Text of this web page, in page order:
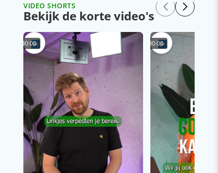
VIDEO SHORTS
Bekijk de korte video's
00:00 00:00